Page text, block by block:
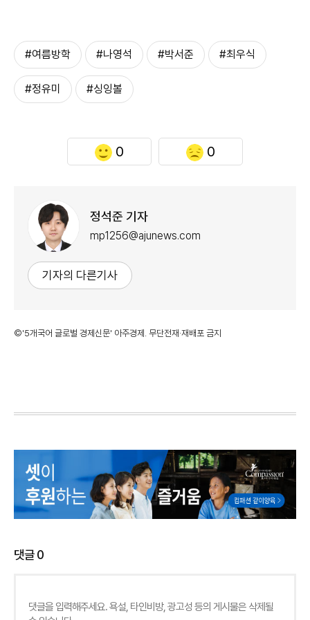
#여름방학 #나영석 #박서준 #최우식
#정유미 #싱잉볼
0 0
정석준 기자
mp1256@ajunews.com
기자의 다른기사
©'5개국어 글로벌 경제신문' 아주경제. 무단전재·재배포 금지
댓글0